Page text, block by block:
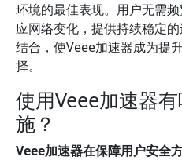
环境的最佳表现。用户无需
应网络变化，提供持续稳定
结合，使Veee加速器成为提
择。
使用Veee加速器
施？
Veee加速器在保障用户安全